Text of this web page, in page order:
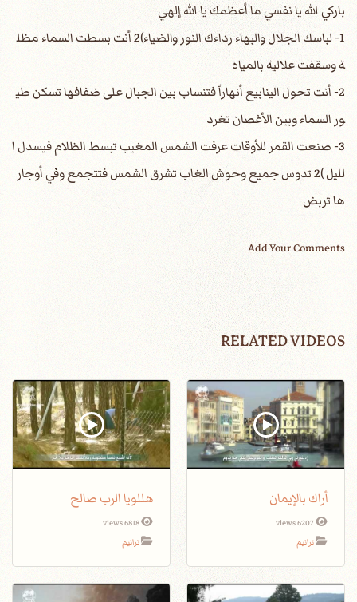
باركي الله يا نفسي ما أعظمك يا الله إلهي
1- لباسك الجلال والبهاء رداءك النور والضياء)2 أنت بسطت السماء مظل
ة وسقفت علالية بالمياه
2- أنت تحول الينابيع أنهاراً فتنساب بين الجبال على ضفافها تسكن طي
ور السماء وبين الأغصان تغرد
3- صنعت القمر للأوقات عرفت الشمس المغيب تبسط الظلام فيسدل ا
لليل )2 تدوس جميع وحوش الغاب تشرق الشمس فتتجمع وفي أوجار
ها تربض
Add Your Comments
RELATED VIDEOS
أراك بالإيمان
6207 views
ترانيم
هللويا الرب صالح
6818 views
ترانيم